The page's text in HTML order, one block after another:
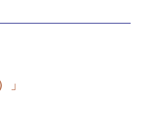
」